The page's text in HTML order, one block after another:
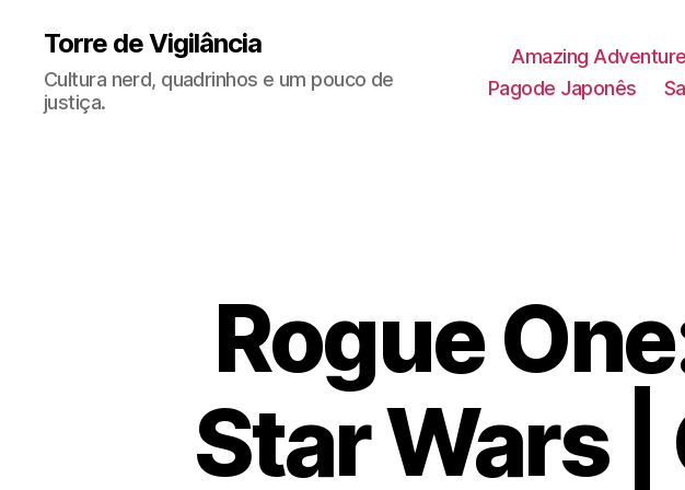
Torre de Vigilância
Cultura nerd, quadrinhos e um pouco de
justiça.
Amazing
Pagode Japonês
Rogue
Star Wars